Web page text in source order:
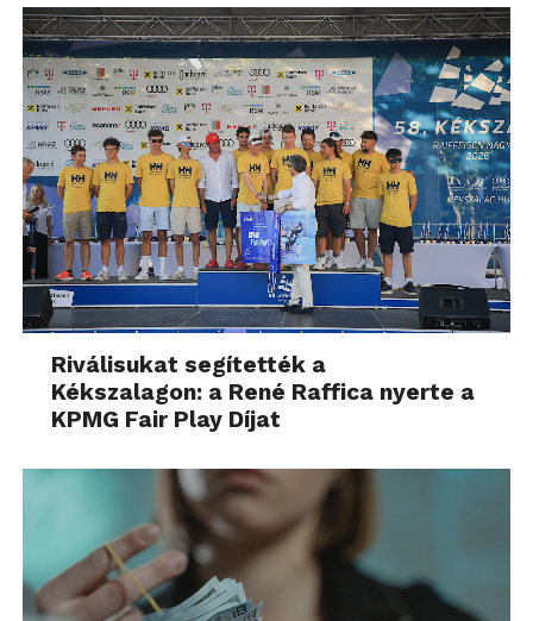
Riválisukat segítették a
Kékszalagon: a René Raffica nyerte a
KPMG Fair Play Díjat